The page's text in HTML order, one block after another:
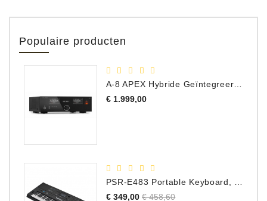
Populaire producten
€ 1.999,00Prijs
PSR-E483 Portable Keyboard, 61 Toetsen
€ 349,00 Normale
€ 458,60Prijs